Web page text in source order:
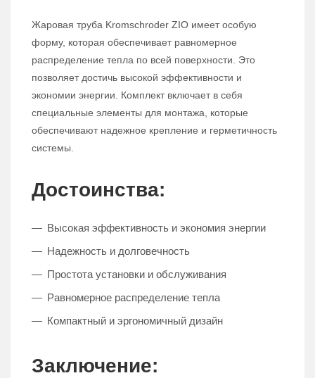
Жаровая труба Kromschroder ZIO имеет особую
форму, которая обеспечивает равномерное
распределение тепла по всей поверхности. Это
позволяет достичь высокой эффективности и
экономии энергии. Комплект включает в себя
специальные элементы для монтажа, которые
обеспечивают надежное крепление и герметичность
системы.
Достоинства:
Высокая эффективность и экономия энергии
Надежность и долговечность
Простота установки и обслуживания
Равномерное распределение тепла
Компактный и эргономичный дизайн
Заключение: